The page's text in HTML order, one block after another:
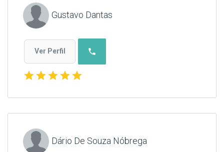
Gustavo Dantas
Ver Perfil phone
starstarstarstarstar
Dário De Souza Nóbrega